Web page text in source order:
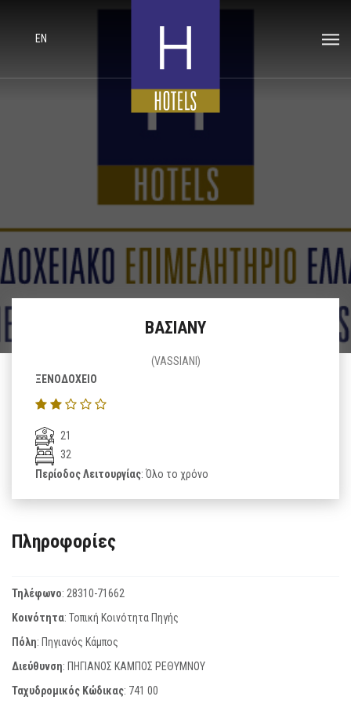
EN
ΒΑΣΙΑΝΥ
(VASSIANI)
ΞΕΝΟΔΟΧΕΙΟ
21
32
Περίοδος Λειτουργίας: Όλο το χρόνο
Πληροφορίες
Τηλέφωνο: 28310-71662
Κοινότητα: Τοπική Κοινότητα Πηγής
Πόλη: Πηγιανός Κάμπος
Διεύθυνση: ΠΗΓΙΑΝΟΣ ΚΑΜΠΟΣ ΡΕΘΥΜΝΟΥ
Ταχυδρομικός Κώδικας: 741 00